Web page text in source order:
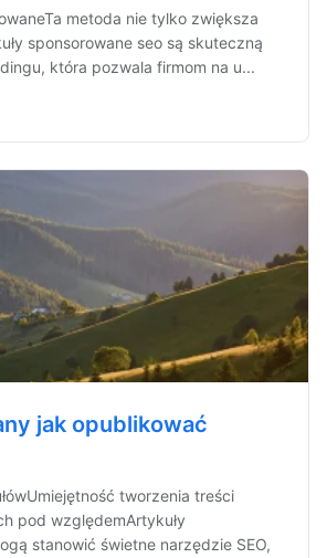
metoda nie tylko zwiększa
sponsorowane seo są skuteczną
która pozwala firmom na u...
jak opublikować
tworzenia treści
pod względemArtykuły
stanowić świetne narzędzie SEO,